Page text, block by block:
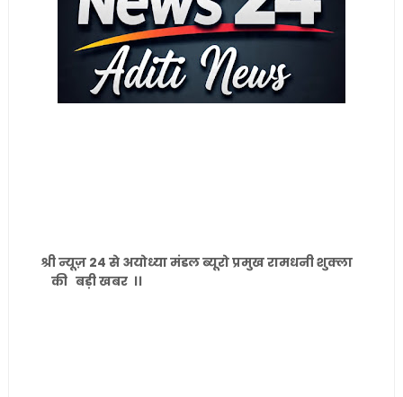
श्री न्यूज़ 24 से अयोध्या मंडल ब्यूरो प्रमुख रामधनी शुक्ला
की बड़ी खबर ।।